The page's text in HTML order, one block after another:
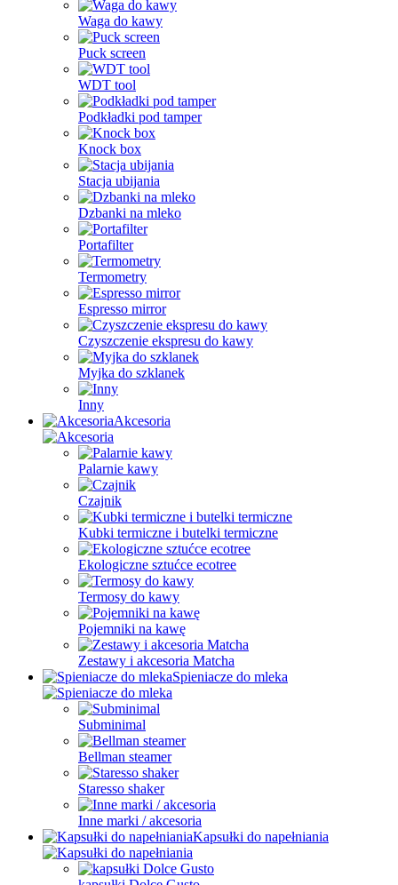
Waga do kawy
Puck screen
WDT tool
Podkładki pod tamper
Knock box
Stacja ubijania
Dzbanki na mleko
Portafilter
Termometry
Espresso mirror
Czyszczenie ekspresu do kawy
Myjka do szklanek
Inny
Akcesoria
Palarnie kawy
Czajnik
Kubki termiczne i butelki termiczne
Ekologiczne sztućce ecotree
Termosy do kawy
Pojemniki na kawę
Zestawy i akcesoria Matcha
Spieniacze do mleka
Subminimal
Bellman steamer
Staresso shaker
Inne marki / akcesoria
Kapsułki do napełniania